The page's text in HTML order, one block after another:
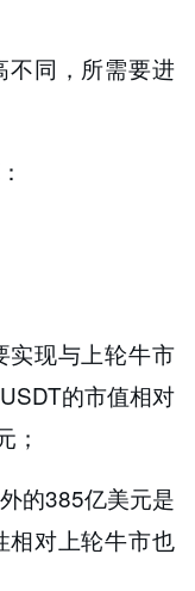
不同，所需要进
实现与上轮牛市
的市值相对
；
的385亿美元是
相对上轮牛市也